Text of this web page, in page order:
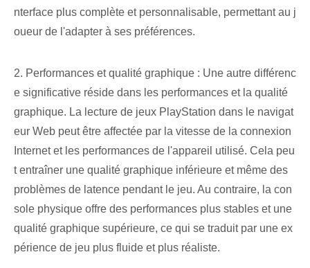
nterface plus complète et personnalisable, permettant au j
oueur de l'adapter à ses préférences.
2. Performances et qualité graphique : Une autre différenc
e significative réside dans les performances et la qualité
graphique. La lecture de jeux PlayStation dans le navigat
eur Web peut être affectée par la vitesse de la connexion
Internet et les performances de l'appareil utilisé. Cela peu
t entraîner une qualité graphique inférieure et même des
problèmes de latence pendant le jeu. Au contraire, la con
sole physique offre des performances plus stables et une
qualité graphique supérieure, ce qui se traduit par une ex
périence de jeu plus fluide et plus réaliste.